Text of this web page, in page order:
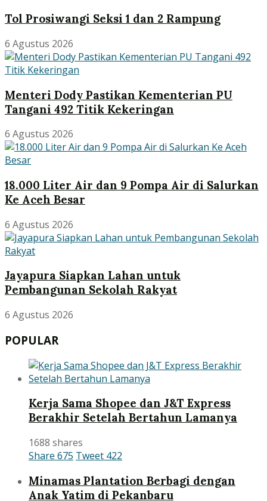
Tol Prosiwangi Seksi 1 dan 2 Rampung
6 Agustus 2026
Menteri Dody Pastikan Kementerian PU
Tangani 492 Titik Kekeringan
6 Agustus 2026
18.000 Liter Air dan 9 Pompa Air di Salurkan
Ke Aceh Besar
6 Agustus 2026
Jayapura Siapkan Lahan untuk
Pembangunan Sekolah Rakyat
6 Agustus 2026
POPULAR
Kerja Sama Shopee dan J&T Express
Berakhir Setelah Bertahun Lamanya
1688 shares
Share 675 Tweet 422
Minamas Plantation Berbagi dengan
Anak Yatim di Pekanbaru